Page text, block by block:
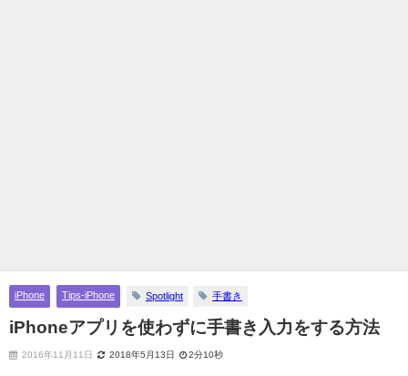
iPhone Tips-iPhone Spotlight 手書き
iPhoneアプリを使わずに手書き入力をする方法
2016年11月11日 2018年5月13日 2分10秒